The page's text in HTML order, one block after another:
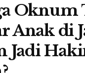
Oknum
Anak di
Jadi